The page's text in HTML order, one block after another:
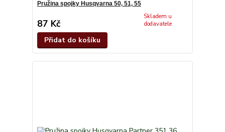
Pružina spojky Husqvarna 50, 51, 55
87 Kč
Skladem u
dodavatele
Přidat do košíku